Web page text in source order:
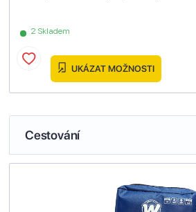
2 Skladem
UKÁZAT MOŽNOSTI
Cestování